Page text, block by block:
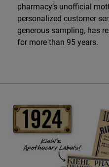
pharmacy’s unofficial
personalized customer
generous sampling, has
for more than 95 years.